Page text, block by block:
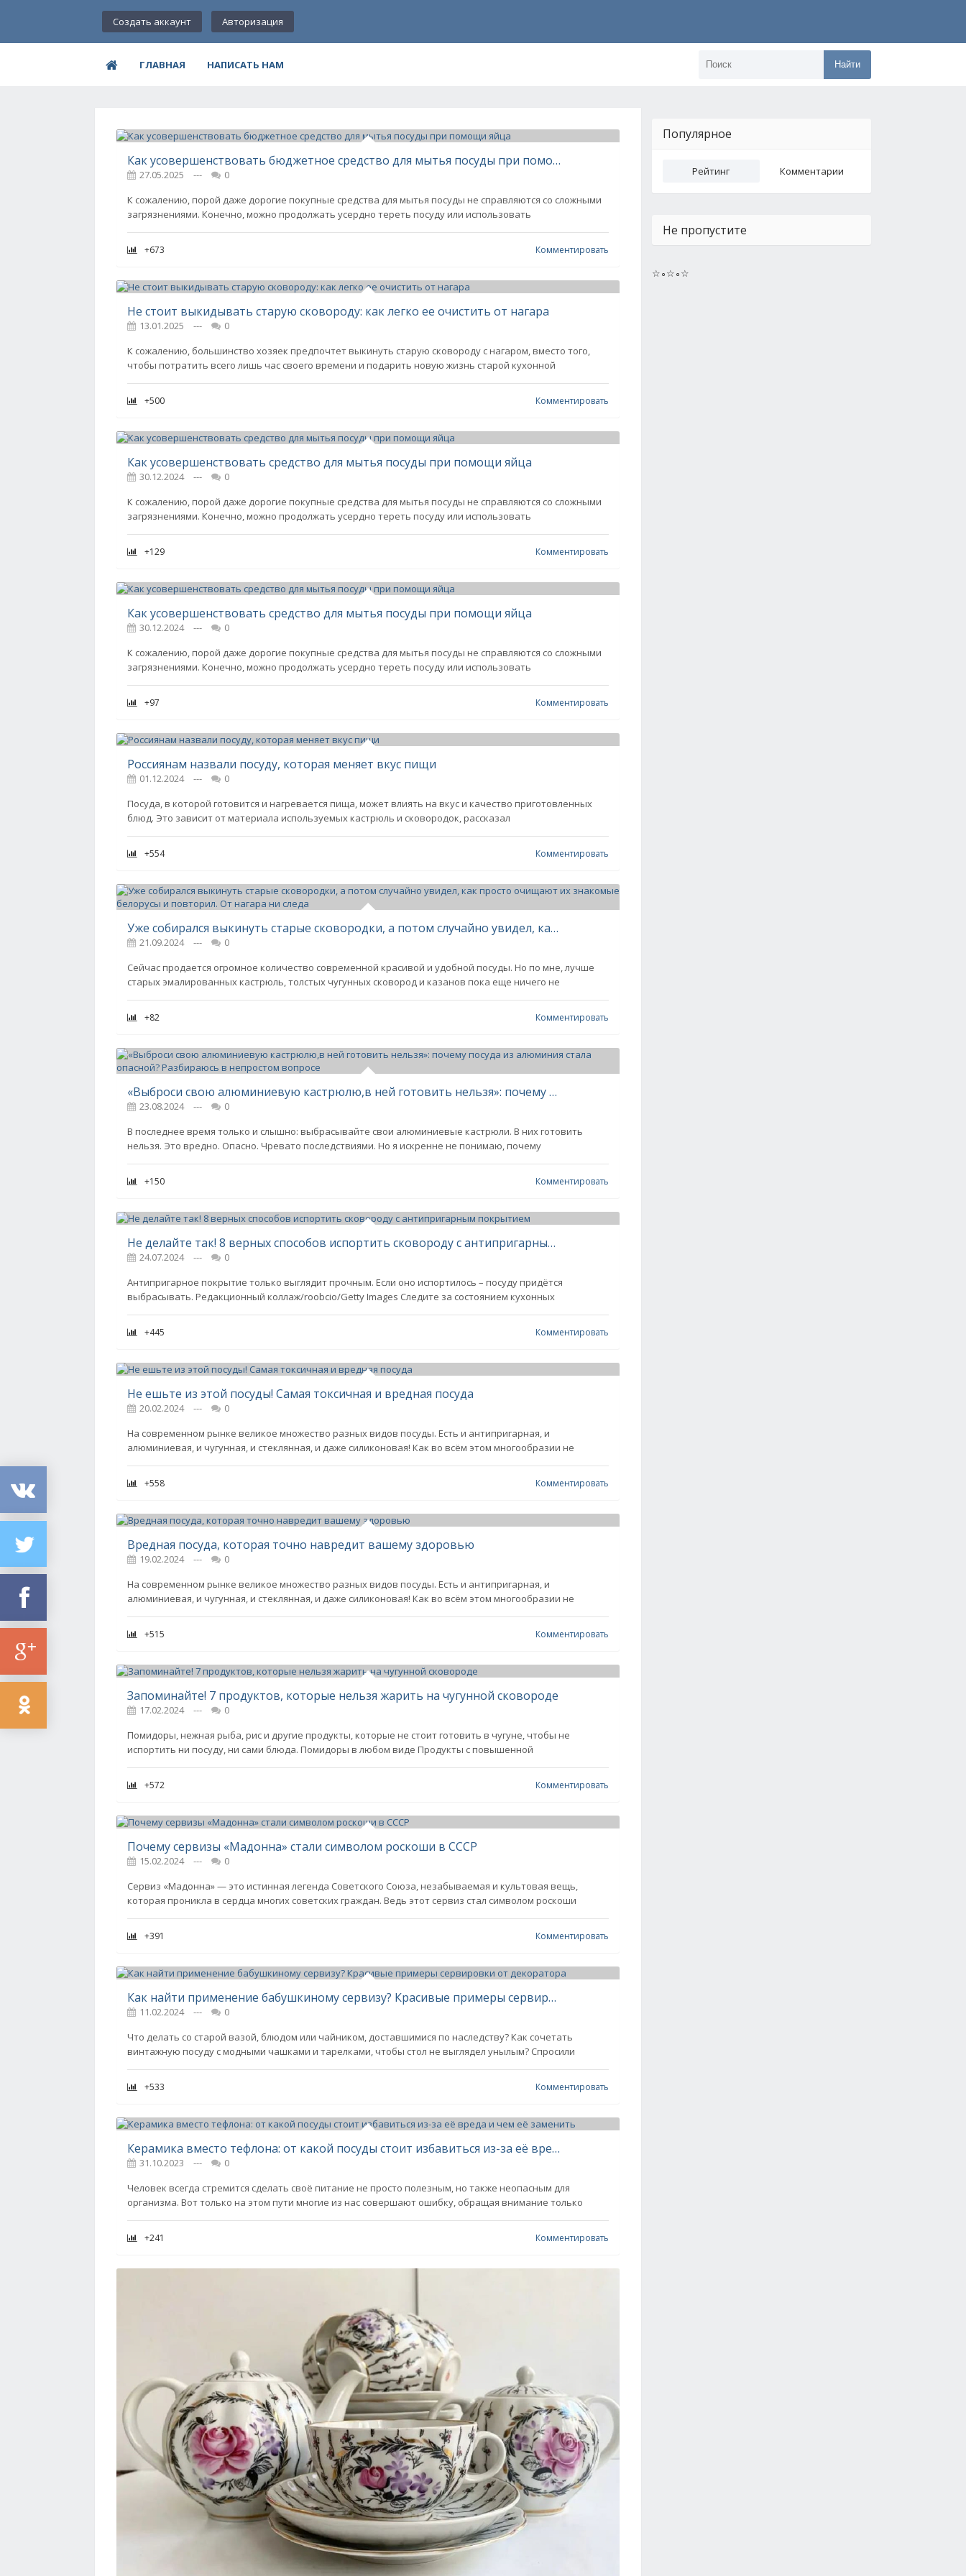
Создать аккаунт Авторизация
ГЛАВНАЯ НАПИСАТЬ НАМ Найти
Как усовершенствовать бюджетное средство для мытья посуды при помощи яйца
27.05.2025 ---
0
К сожалению, порой даже дорогие покупные средства для мытья посуды не справляются со сложными
загрязнениями. Конечно, можно продолжать усердно тереть посуду или использовать
+673 Комментировать
Не стоит выкидывать старую сковороду: как легко ее очистить от нагара
13.01.2025 ---
0
К сожалению, большинство хозяек предпочтет выкинуть старую сковороду с нагаром, вместо того,
чтобы потратить всего лишь час своего времени и подарить новую жизнь старой кухонной
+500 Комментировать
Как усовершенствовать средство для мытья посуды при помощи яйца
30.12.2024 ---
0
К сожалению, порой даже дорогие покупные средства для мытья посуды не справляются со сложными
загрязнениями. Конечно, можно продолжать усердно тереть посуду или использовать
+129 Комментировать
Как усовершенствовать средство для мытья посуды при помощи яйца
30.12.2024 ---
0
К сожалению, порой даже дорогие покупные средства для мытья посуды не справляются со сложными
загрязнениями. Конечно, можно продолжать усердно тереть посуду или использовать
+97 Комментировать
Россиянам назвали посуду, которая меняет вкус пищи
01.12.2024 ---
0
Посуда, в которой готовится и нагревается пища, может влиять на вкус и качество приготовленных
блюд. Это зависит от материала используемых кастрюль и сковородок, рассказал
+554 Комментировать
Уже собирался выкинуть старые сковородки, а потом случайно увидел, как просто очищают их знакомые белорусы и повторил. От нагара ни следа
21.09.2024 ---
0
Сейчас продается огромное количество современной красивой и удобной посуды. Но по мне, лучше
старых эмалированных кастрюль, толстых чугунных сковород и казанов пока еще ничего не
+82 Комментировать
«Выброси свою алюминиевую кастрюлю,в ней готовить нельзя»: почему посуда из алюминия стала опасной? Разбираюсь в непростом вопросе
23.08.2024 ---
0
В последнее время только и слышно: выбрасывайте свои алюминиевые кастрюли. В них готовить
нельзя. Это вредно. Опасно. Чревато последствиями. Но я искренне не понимаю, почему
+150 Комментировать
Не делайте так! 8 верных способов испортить сковороду с антипригарным покрытием
24.07.2024 ---
0
Антипригарное покрытие только выглядит прочным. Если оно испортилось – посуду придётся
выбрасывать. Редакционный коллаж/roobcio/Getty Images Следите за состоянием кухонных
+445 Комментировать
Не ешьте из этой посуды! Самая токсичная и вредная посуда
20.02.2024 ---
0
На современном рынке великое множество разных видов посуды. Есть и антипригарная, и
алюминиевая, и чугунная, и стеклянная, и даже силиконовая! Как во всём этом многообразии не
+558 Комментировать
Вредная посуда, которая точно навредит вашему здоровью
19.02.2024 ---
0
На современном рынке великое множество разных видов посуды. Есть и антипригарная, и
алюминиевая, и чугунная, и стеклянная, и даже силиконовая! Как во всём этом многообразии не
+515 Комментировать
Запоминайте! 7 продуктов, которые нельзя жарить на чугунной сковороде
17.02.2024 ---
0
Помидоры, нежная рыба, рис и другие продукты, которые не стоит готовить в чугуне, чтобы не
испортить ни посуду, ни сами блюда. Помидоры в любом виде Продукты с повышенной
+572 Комментировать
Почему сервизы «Мадонна» стали символом роскоши в СССР
15.02.2024 ---
0
Сервиз «Мадонна» — это истинная легенда Советского Союза, незабываемая и культовая вещь,
которая проникла в сердца многих советских граждан. Ведь этот сервиз стал символом роскоши
+391 Комментировать
Как найти применение бабушкиному сервизу? Красивые примеры сервировки от декоратора
11.02.2024 ---
0
Что делать со старой вазой, блюдом или чайником, доставшимися по наследству? Как сочетать
винтажную посуду с модными чашками и тарелками, чтобы стол не выглядел унылым? Спросили
+533 Комментировать
Керамика вместо тефлона: от какой посуды стоит избавиться из-за её вреда и чем её заменить
31.10.2023 ---
0
Человек всегда стремится сделать своё питание не просто полезным, но также неопасным для
организма. Вот только на этом пути многие из нас совершают ошибку, обращая внимание только
+241 Комментировать
Популярное
Рейтинг Комментарии
Не пропустите
☆∘☆∘☆